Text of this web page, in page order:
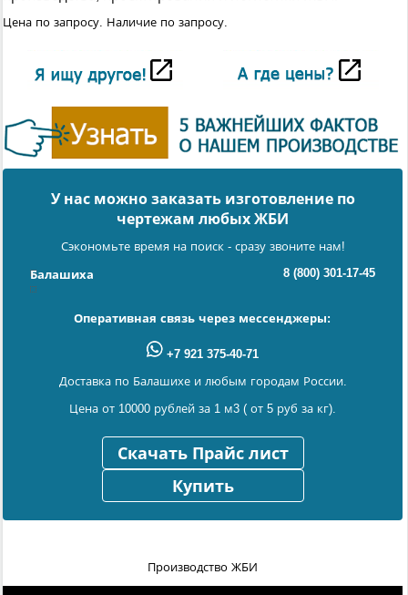
Цена по запросу. Наличие по запросу.
У нас можно заказать изготовление по
чертежам любых ЖБИ
Сэкономьте время на поиск - сразу звоните нам!
Балашиха 8 (800) 301-17-45
Оперативная связь через мессенджеры:
+7 921 375-40-71
Доставка по Балашихе и любым городам России.
Цена от 10000 рублей за 1 м3 ( от 5 руб за кг).
Скачать Прайс лист
Купить
Производство ЖБИ